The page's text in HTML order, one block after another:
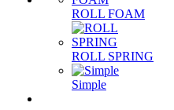
ROLL FOAM
ROLL SPRING
Simple